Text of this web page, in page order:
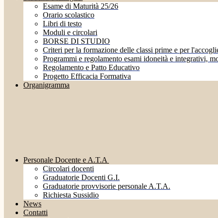
Esame di Maturità 25/26
Orario scolastico
Libri di testo
Moduli e circolari
BORSE DI STUDIO
Criteri per la formazione delle classi prime e per
Programmi e regolamento esami idoneità e integrativi,
Regolamento e Patto Educativo
Progetto Efficacia Formativa
Organigramma
Personale Docente e A.T.A
Circolari docenti
Graduatorie Docenti G.I.
Graduatorie provvisorie personale A.T.A.
Richiesta Sussidio
News
Contatti